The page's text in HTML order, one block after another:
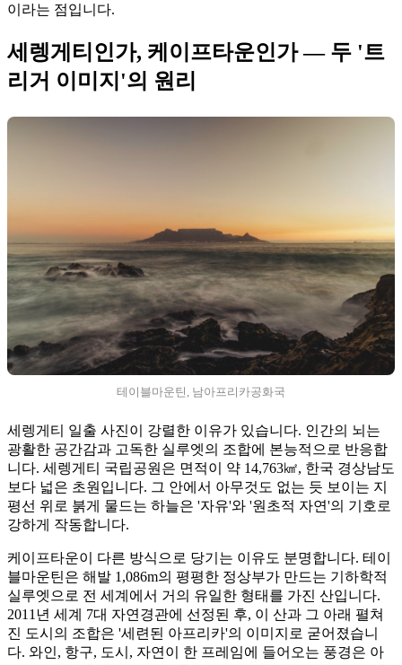
이라는 점입니다.
세렝게티인가, 케이프타운인가 — 두 '트
리거 이미지'의 원리
테이블마운틴, 남아프리카공화국
세렝게티 일출 사진이 강렬한 이유가 있습니다. 인간의 뇌는
광활한 공간감과 고독한 실루엣의 조합에 본능적으로 반응합
니다. 세렝게티 국립공원은 면적이 약 14,763㎢, 한국 경상남도
보다 넓은 초원입니다. 그 안에서 아무것도 없는 듯 보이는 지
평선 위로 붉게 물드는 하늘은 '자유'와 '원초적 자연'의 기호로
강하게 작동합니다.
케이프타운이 다른 방식으로 당기는 이유도 분명합니다. 테이
블마운틴은 해발 1,086m의 평평한 정상부가 만드는 기하학적
실루엣으로 전 세계에서 거의 유일한 형태를 가진 산입니다.
2011년 세계 7대 자연경관에 선정된 후, 이 산과 그 아래 펼쳐
진 도시의 조합은 '세련된 아프리카'의 이미지로 굳어졌습니
다. 와인, 항구, 도시, 자연이 한 프레임에 들어오는 풍경은 아